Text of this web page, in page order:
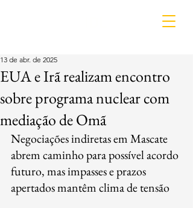
EUA e Irã realizam encontro
sobre programa nuclear com
mediação de Omã
13 de abr. de 2025
Negociações indiretas em Mascate
abrem caminho para possível acordo
futuro, mas impasses e prazos
apertados mantêm clima de tensão